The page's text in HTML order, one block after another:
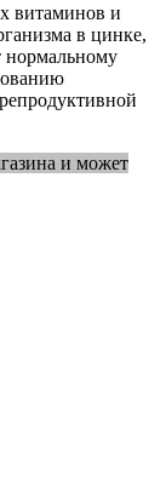
витаминов и
в цинке,
нормальному
и может